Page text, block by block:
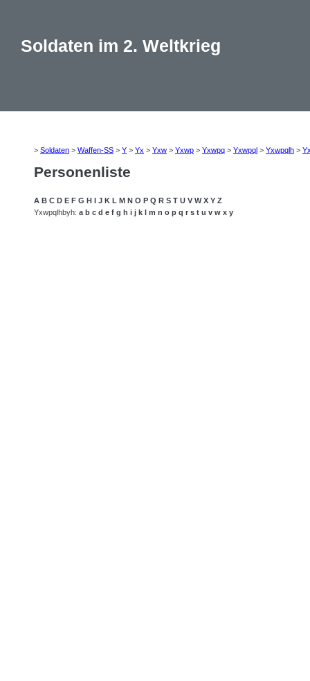
Soldaten im 2. Weltkrieg
> Soldaten > Waffen-SS > Y > Yx > Yxw > Yxwp > Yxwpq > Yxwpql > Yxwpqlh >
Personenliste
A B C D E F G H I J K L M N O P Q R S T U V W X Y Z
Yxwpqlhbyh: a b c d e f g h i j k l m n o p q r s t u v w x y